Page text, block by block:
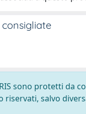
sono protetti da
salvo